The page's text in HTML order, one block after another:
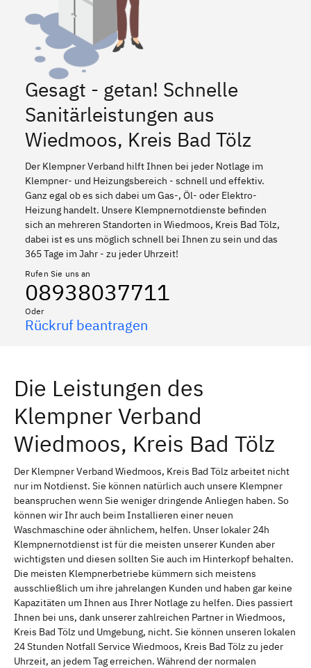
Gesagt - getan! Schnelle
Sanitärleistungen aus
Wiedmoos, Kreis Bad Tölz
Der Klempner Verband hilft Ihnen bei jeder Notlage im
Klempner- und Heizungsbereich - schnell und effektiv.
Ganz egal ob es sich dabei um Gas-, Öl- oder Elektro-
Heizung handelt. Unsere Klempnernotdienste befinden
sich an mehreren Standorten in Wiedmoos, Kreis Bad Tölz,
dabei ist es uns möglich schnell bei Ihnen zu sein und das
365 Tage im Jahr - zu jeder Uhrzeit!
Rufen Sie uns an
08938037711
Oder
Rückruf beantragen
Die Leistungen des
Klempner Verband
Wiedmoos, Kreis Bad Tölz
Der Klempner Verband Wiedmoos, Kreis Bad Tölz arbeitet nicht
nur im Notdienst. Sie können natürlich auch unsere Klempner
beanspruchen wenn Sie weniger dringende Anliegen haben. So
können wir Ihr auch beim Installieren einer neuen
Waschmaschine oder ähnlichem, helfen. Unser lokaler 24h
Klempnernotdienst ist für die meisten unserer Kunden aber
wichtigsten und diesen sollten Sie auch im Hinterkopf behalten.
Die meisten Klempnerbetriebe kümmern sich meistens
ausschließlich um ihre jahrelangen Kunden und haben gar keine
Kapazitäten um Ihnen aus Ihrer Notlage zu helfen. Dies passiert
Ihnen bei uns, dank unserer zahlreichen Partner in Wiedmoos,
Kreis Bad Tölz und Umgebung, nicht. Sie können unseren lokalen
24 Stunden Notfall Service Wiedmoos, Kreis Bad Tölz zu jeder
Uhrzeit, an jedem Tag erreichen. Während der normalen